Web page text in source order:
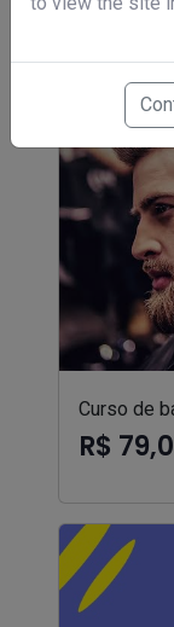
Curso de
R$